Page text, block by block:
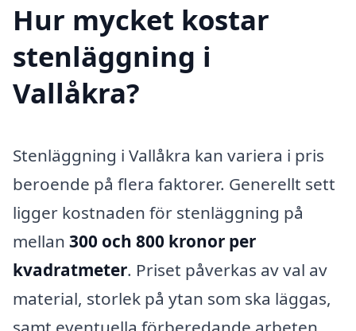
Hur mycket kostar
stenläggning i
Vallåkra?
Stenläggning i Vallåkra kan variera i pris
beroende på flera faktorer. Generellt sett
ligger kostnaden för stenläggning på
mellan 300 och 800 kronor per
kvadratmeter. Priset påverkas av val av
material, storlek på ytan som ska läggas,